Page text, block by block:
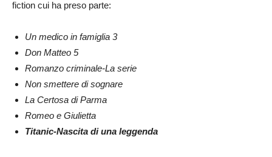
fiction cui ha preso parte:
Un medico in famiglia 3
Don Matteo 5
Romanzo criminale-La serie
Non smettere di sognare
La Certosa di Parma
Romeo e Giulietta
Titanic-Nascita di una leggenda